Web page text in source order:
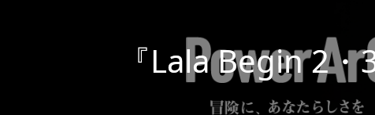
『Lala Begin 2